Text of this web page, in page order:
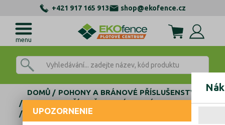
+421 917 165 913 shop@ekofence.cz
menu
DOMŮ
POHONY A BRÁNOVÉ PŘÍSLUŠENSTVÍ
POHONY A PŘÍSLUŠENSTVÍ
MAJÁKY A ANTÉNY
ANTÉNY
NICE ANTÉNY
UPOZORNENIE